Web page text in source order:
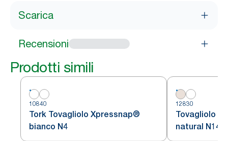
Scarica
Recensioni
Prodotti simili
10840
Tork Tovagliolo Xpressnap®
bianco N4
12830
Tovagliolo
natural N14